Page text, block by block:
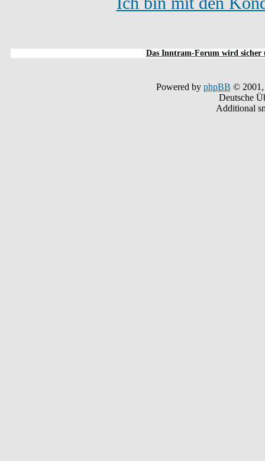
Das Inntram-Forum wird sicher
Powered by phpBB © 2001,
Deutsche
Additional